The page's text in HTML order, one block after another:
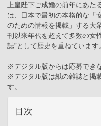
上皇陛下ご成婚の前年にあた
は、日本で最初の本格的な「
のための情報を掲載」する大
刊以来年代を超えて多数の女
誌”として歴史を重ねています。
※デジタル版からは応募でき
※デジタル版は紙の雑誌と掲
す。
目次